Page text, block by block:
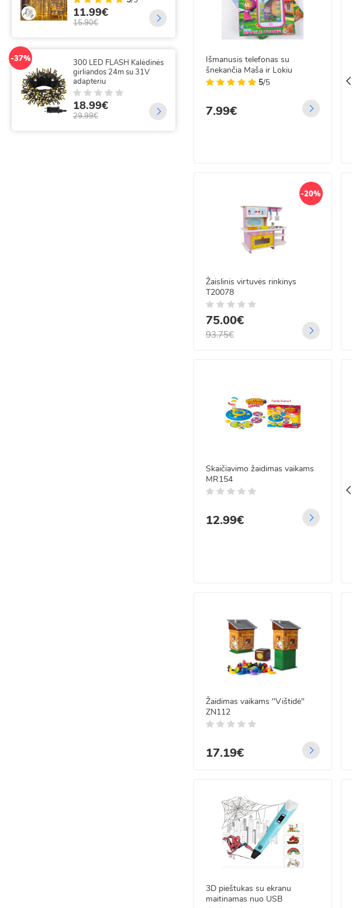
11.99€
15.90€
-37%
300 LED FLASH Kalėdinės
girliandos 24m su 31V
adapteriu
18.99€
29.99€
35.99€
69.99€
su nuotoliniu valdymu 5x2
m
Išmanusis telefonas su
šnekančia Maša ir Lokiu
5/5
7.99€
-20%
Žaislinis virtuvės rinkinys
T20078
75.00€
93.75€
Skaičiavimo žaidimas vaikams
MR154
12.99€
Žaidimas vaikams "Vištidė"
ZN112
17.19€
3D pieštukas su ekranu
maitinamas nuo USB